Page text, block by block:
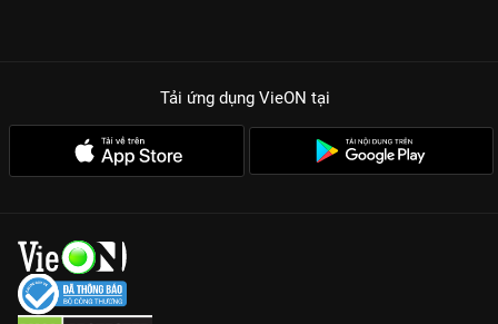
Tải ứng dụng VieON tại